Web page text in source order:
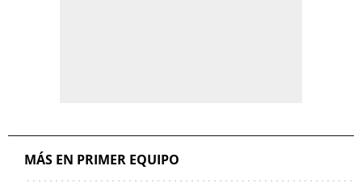
MÁS EN PRIMER EQUIPO